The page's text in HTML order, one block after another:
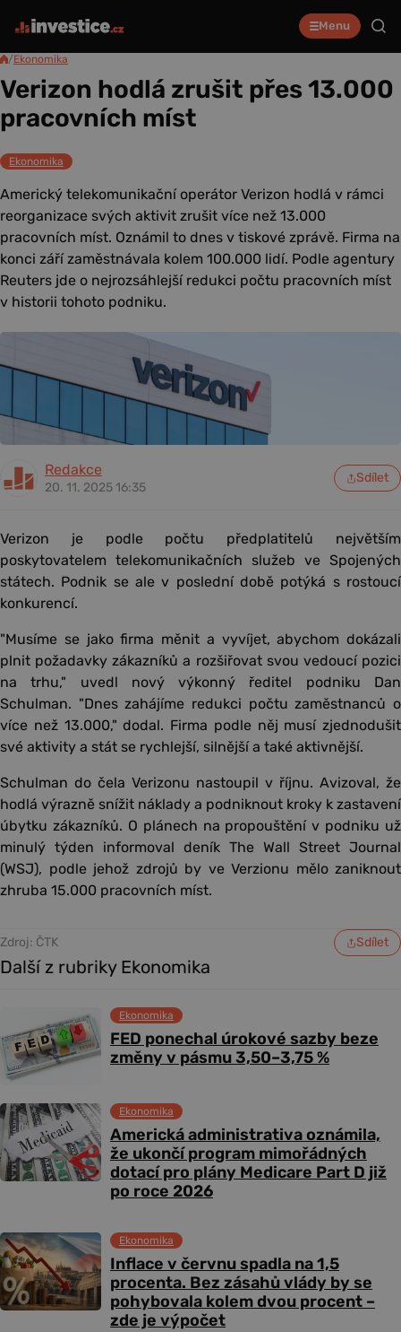
Menu
/Ekonomika
Verizon hodlá zrušit přes 13.000
pracovních míst
Ekonomika
Americký telekomunikační operátor Verizon hodlá v rámci
reorganizace svých aktivit zrušit více než 13.000
pracovních míst. Oznámil to dnes v tiskové zprávě. Firma na
konci září zaměstnávala kolem 100.000 lidí. Podle agentury
Reuters jde o nejrozsáhlejší redukci počtu pracovních míst
v historii tohoto podniku.
Redakce
20. 11. 2025 16:35
Sdílet
Verizon je podle počtu předplatitelů největším
poskytovatelem telekomunikačních služeb ve Spojených
státech. Podnik se ale v poslední době potýká s rostoucí
konkurencí.
"Musíme se jako firma měnit a vyvíjet, abychom dokázali
plnit požadavky zákazníků a rozšiřovat svou vedoucí pozici
na trhu," uvedl nový výkonný ředitel podniku Dan
Schulman. "Dnes zahájíme redukci počtu zaměstnanců o
více než 13.000," dodal. Firma podle něj musí zjednodušit
své aktivity a stát se rychlejší, silnější a také aktivnější.
Schulman do čela Verizonu nastoupil v říjnu. Avizoval, že
hodlá výrazně snížit náklady a podniknout kroky k zastavení
úbytku zákazníků. O plánech na propouštění v podniku už
minulý týden informoval deník The Wall Street Journal
(WSJ), podle jehož zdrojů by ve Verzionu mělo zaniknout
zhruba 15.000 pracovních míst.
Zdroj: ČTK Sdílet
Další z rubriky Ekonomika
FED ponechal úrokové sazby beze
změny v pásmu 3,50–3,75 %
Ekonomika
Americká administrativa oznámila,
že ukončí program mimořádných
dotací pro plány Medicare Part D již
po roce 2026
Ekonomika
Inflace v červnu spadla na 1,5
procenta. Bez zásahů vlády by se
pohybovala kolem dvou procent –
zde je výpočet
Ekonomika